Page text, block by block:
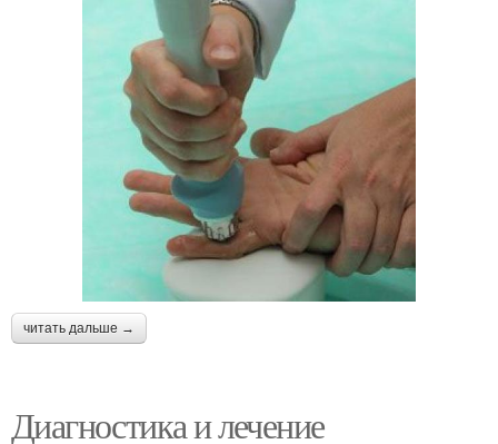
читать дальше →
Диагностика и лечение